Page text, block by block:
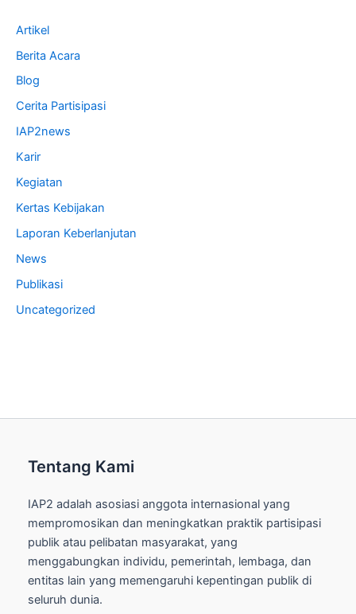
Artikel
Berita Acara
Blog
Cerita Partisipasi
IAP2news
Karir
Kegiatan
Kertas Kebijakan
Laporan Keberlanjutan
News
Publikasi
Uncategorized
Tentang Kami
IAP2 adalah asosiasi anggota internasional yang
mempromosikan dan meningkatkan praktik partisipasi
publik atau pelibatan masyarakat, yang
menggabungkan individu, pemerintah, lembaga, dan
entitas lain yang memengaruhi kepentingan publik di
seluruh dunia.